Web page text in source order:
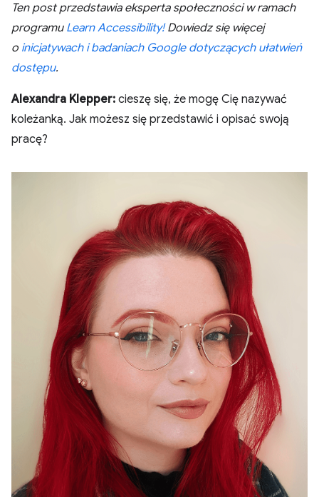
Ten post przedstawia eksperta społeczności w ramach
programu Learn Accessibility!Dowiedz się więcej
o inicjatywach i badaniach Google dotyczących ułatwień
dostępu.
Alexandra Klepper: cieszę się, że mogę Cię nazywać
koleżanką. Jak możesz się przedstawić i opisać swoją
pracę?